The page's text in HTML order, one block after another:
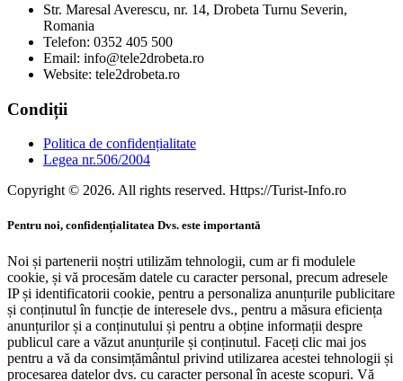
Str. Maresal Averescu, nr. 14, Drobeta Turnu Severin,
Romania
Telefon: 0352 405 500
Email: info@tele2drobeta.ro
Website: tele2drobeta.ro
Condiții
Politica de confidențialitate
Legea nr.506/2004
Copyright © 2026. All rights reserved. Https://Turist-Info.ro
Pentru noi, confidențialitatea Dvs. este importantă
Noi și partenerii noștri utilizăm tehnologii, cum ar fi modulele
cookie, și vă procesăm datele cu caracter personal, precum adresele
IP și identificatorii cookie, pentru a personaliza anunțurile publicitare
și conținutul în funcție de interesele dvs., pentru a măsura eficiența
anunțurilor și a conținutului și pentru a obține informații despre
publicul care a văzut anunțurile și conținutul. Faceți clic mai jos
pentru a vă da consimțământul privind utilizarea acestei tehnologii și
procesarea datelor dvs. cu caracter personal în aceste scopuri. Vă